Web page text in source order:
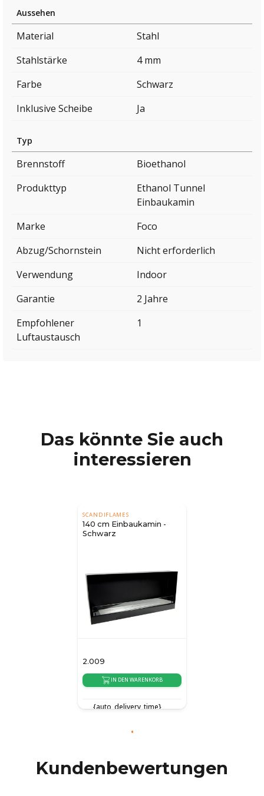
Aussehen
Material
Stahl
Stahlstärke
4 mm
Farbe
Schwarz
Inklusive Scheibe
Ja
Typ
Brennstoff
Bioethanol
Produkttyp
Ethanol Tunnel
Einbaukamin
Marke
Foco
Abzug/Schornstein
Nicht erforderlich
Verwendung
Indoor
Garantie
2 Jahre
Empfohlener
Luftaustausch
1
Das könnte Sie auch
interessieren
SCANDIFLAMES
140 cm Einbaukamin -
Schwarz
2.009
IN DEN WARENKORB
{auto_delivery_time}
Kundenbewertungen